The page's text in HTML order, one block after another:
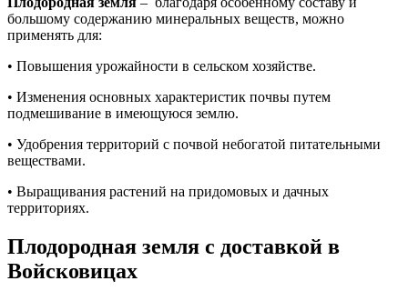
большому содержанию минеральных веществ, можно
применять для:
• Повышения урожайности в сельском хозяйстве.
• Изменения основных характеристик почвы путем
подмешивание в имеющуюся землю.
• Удобрения территорий с почвой небогатой питательными
веществами.
• Выращивания растений на придомовых и дачных
территориях.
Плодородная земля с доставкой в
Войсковицах